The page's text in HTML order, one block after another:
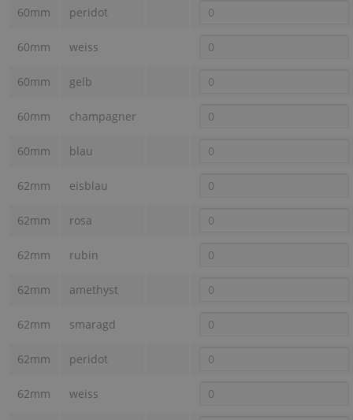
60mm peridot
60mm weiss
60mm gelb
60mm champagner
60mm blau
62mm eisblau
62mm rosa
62mm rubin
62mm amethyst
62mm smaragd
62mm peridot
62mm weiss